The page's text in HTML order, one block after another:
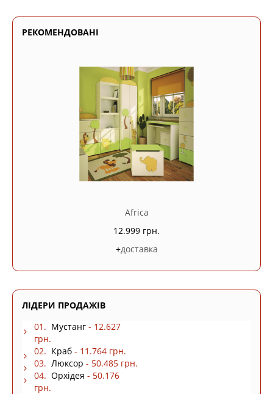
РЕКОМЕНДОВАНІ
Africa
12.999 грн.
+доставка
ЛІДЕРИ ПРОДАЖІВ
01. Мустанг - 12.627
грн.
02. Краб - 11.764 грн.
03. Люксор - 50.485 грн.
04. Орхідея - 50.176
грн.